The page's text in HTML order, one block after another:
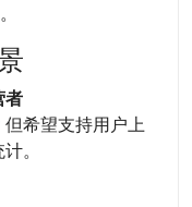
者
但希望支持用户上
。